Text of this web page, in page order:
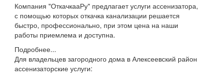
Компания "ОткачкааРу" предлагает услуги ассенизатора,
с помощью которых откачка канализации решается
быстро, профессионально, при этом цена на наши
работы приемлема и доступна.
Подробнее...
Для владельцев загородного дома в Алексеевский район
ассенизаторские услуги: